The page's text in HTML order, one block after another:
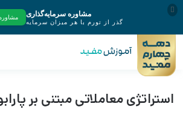
استراتژی معاملاتی مبتنی بر